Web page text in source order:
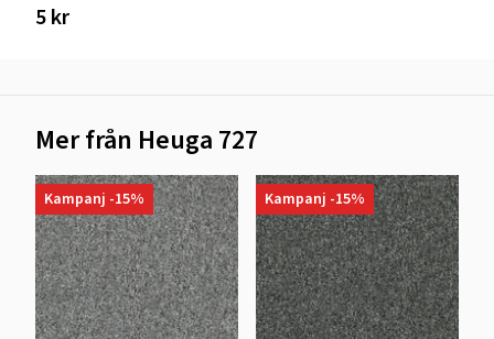
5 kr
Mer från Heuga 727
Kampanj -15% Kampanj -15%